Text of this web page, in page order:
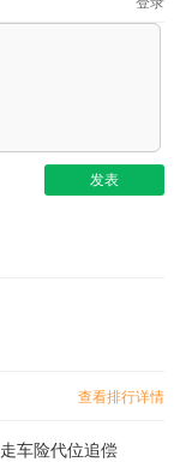
查看排行详情
车险代位追偿